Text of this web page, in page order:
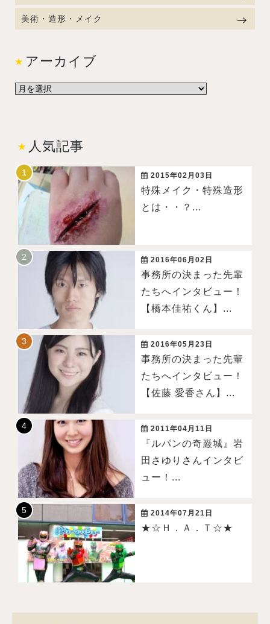
美術・造形・メイク
アーカイブ
人気記事
2015年02月03日
特殊メイク・特殊造形
とは・・？...
2016年06月02日
事務所の決まった先輩
たちへインタビュー！
【橋本佳祐くん】...
2016年05月23日
事務所の決まった先輩
たちへインタビュー！
【佐藤 愛香さん】...
2011年04月11日
『ルパンの奇巌城』岩
田さゆりさんインタビ
ュー！...
2014年07月21日
★☆Ｈ．Ａ．Ｔ☆★